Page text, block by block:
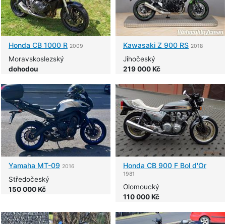
Honda CB 1000 R 2009
Moravskoslezský
dohodou
Kawasaki Z 900 RS 2018
Jihočeský
219 000 Kč
Yamaha MT-09 2016
Středočeský
150 000 Kč
Honda CB 900 F Bol d'Or
1981
Olomoucký
110 000 Kč